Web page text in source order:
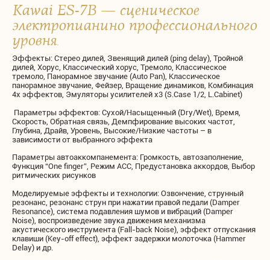
Kawai ES-7B — сценическое
электропианино профессионального
уровня.
Эффекты: Стерео дилей, Звенящий дилей (ping delay), Тройной
дилей, Хорус, Классический хорус, Тремоло, Классическое
тремоло, Панорамное звучание (Auto Pan), Классическое
панорамное звучание, Фейзер, Вращение динамиков, Комбинация
4х эффектов, Эмуляторы усилителей х3 (S.Case 1/2, L.Cabinet)
Параметры эффектов: Сухой/Насыщенный (Dry/Wet), Время,
Скорость, Обратная связь, Демпфирование высоких частот,
Глубина, Драйв, Уровень, Высокие/Низкие частоты – в
зависимости от выбранного эффекта
Параметры автоаккомпанемента: Громкость, автозаполнение,
Функция “One finger”, Режим ACC, Предустановка аккордов, Выбор
ритмических рисунков
Моделируемые эффекты и технологии: Озвончение, струнный
резонанс, резонанс струн при нажатии правой педали (Damper
Resonance), система подавления шумов и вибраций (Damper
Noise), воспроизведение звука движения механизма
акустического инструмента (Fall-back Noise), эффект отпускания
клавиши (Key-off effect), эффект задержки молоточка (Hammer
Delay) и др.